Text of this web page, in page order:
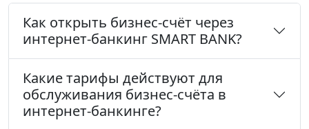
Как открыть бизнес-счёт через
интернет-банкинг SMART BANK?
Какие тарифы действуют для
обслуживания бизнес-счёта в
интернет-банкинге?